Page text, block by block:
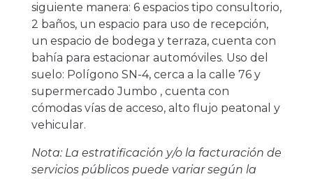
siguiente manera: 6 espacios tipo consultorio,
2 baños, un espacio para uso de recepción,
un espacio de bodega y terraza, cuenta con
bahía para estacionar automóviles. Uso del
suelo: Polígono SN-4, cerca a la calle 76 y
supermercado Jumbo , cuenta con
cómodas vías de acceso, alto flujo peatonal y
vehicular.
Nota: La estratificación y/o la facturación de
servicios públicos puede variar según la